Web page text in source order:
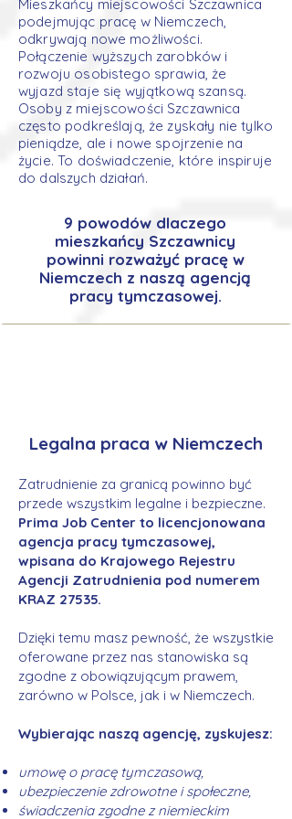
Mieszkańcy miejscowości Szczawnica
podejmując pracę w Niemczech,
odkrywają nowe możliwości.
Połączenie wyższych zarobków i
rozwoju osobistego sprawia, że
wyjazd staje się wyjątkową szansą.
Osoby z miejscowości Szczawnica
często podkreślają, że zyskały nie tylko
pieniądze, ale i nowe spojrzenie na
życie. To doświadczenie, które inspiruje
do dalszych działań.
9 powodów dlaczego
mieszkańcy Szczawnicy
powinni rozważyć pracę w
Niemczech z naszą agencją
pracy tymczasowej.
Legalna praca w Niemczech
Zatrudnienie za granicą powinno być
przede wszystkim legalne i bezpieczne.
Prima Job Center to licencjonowana
agencja pracy tymczasowej,
wpisana do Krajowego Rejestru
Agencji Zatrudnienia pod numerem
KRAZ 27535.
Dzięki temu masz pewność, że wszystkie
oferowane przez nas stanowiska są
zgodne z obowiązującym prawem,
zarówno w Polsce, jak i w Niemczech.
Wybierając naszą agencję, zyskujesz:
umowę o pracę tymczasową,
ubezpieczenie zdrowotne i społeczne,
świadczenia zgodne z niemieckim